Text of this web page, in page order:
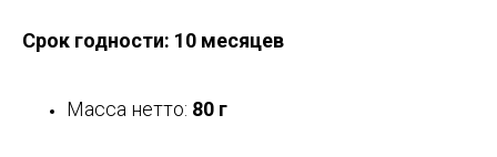
Срок годности: 10 месяцев
Масса нетто: 80 г